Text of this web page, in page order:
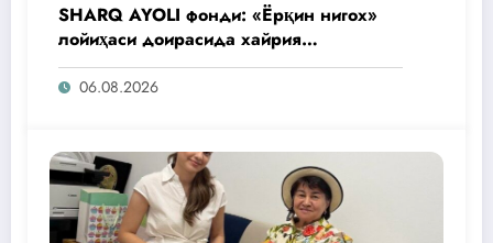
SHARQ AYOLI фонди: «Ёрқин нигох»
лойиҳаси доирасида хайрия
операциялари ўтказилади
06.08.2026